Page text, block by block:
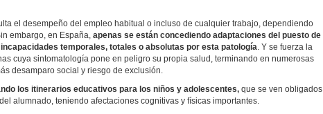
el desempeño del empleo habitual o incluso de cualquier trabajo, dependiendo
embargo, en España, apenas se están concediendo adaptaciones del puesto de
temporales, totales o absolutas por esta patología. Y se fuerza la
cuya sintomatología pone en peligro su propia salud, terminando en numerosas
desamparo social y riesgo de exclusión.
los itinerarios educativos para los niños y adolescentes, que se ven obligados
alumnado, teniendo afectaciones cognitivas y físicas importantes.